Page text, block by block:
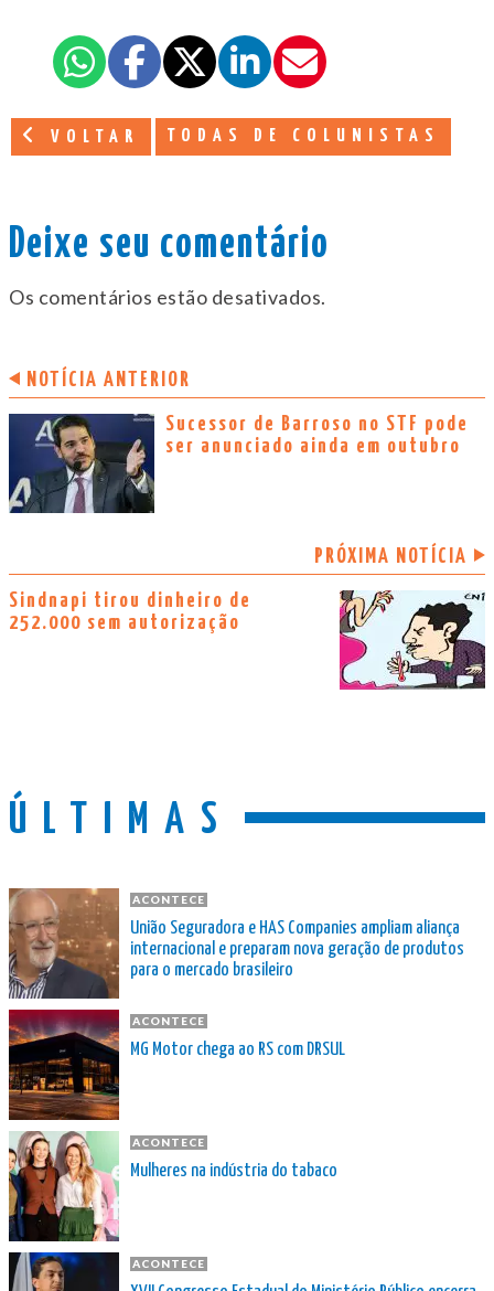
VOLTAR TODAS DE COLUNISTAS
Deixe seu comentário
Os comentários estão desativados.
NOTÍCIA ANTERIOR
Sucessor de Barroso no STF pode
ser anunciado ainda em outubro
PRÓXIMA NOTÍCIA
Sindnapi tirou dinheiro de
252.000 sem autorização
ÚLTIMAS
ACONTECE
União Seguradora e HAS Companies ampliam aliança
internacional e preparam nova geração de produtos
para o mercado brasileiro
ACONTECE
MG Motor chega ao RS com DRSUL
ACONTECE
Mulheres na indústria do tabaco
ACONTECE